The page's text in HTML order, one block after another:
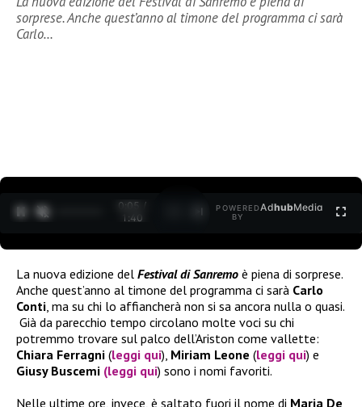
sorprese. Anche quest’anno al timone del programma ci sarà
Carlo…
0:07 /
1:40
POWERED
BY
AdhubMedia
La nuova edizione del Festival di Sanremo è piena di sorprese.
Anche quest’anno al timone del programma ci sarà Carlo
Conti , ma su chi lo affiancherà non si sa ancora nulla o quasi.
Già da parecchio tempo circolano molte voci su chi
potremmo trovare sul palco dell’Ariston come vallette:
Chiara Ferragni (leggi qui), Miriam Leone (leggi qui) e
Giusy Buscemi (leggi qui) sono i nomi favoriti.
Nelle ultime ore, invece, è saltato fuori il nome di Maria De